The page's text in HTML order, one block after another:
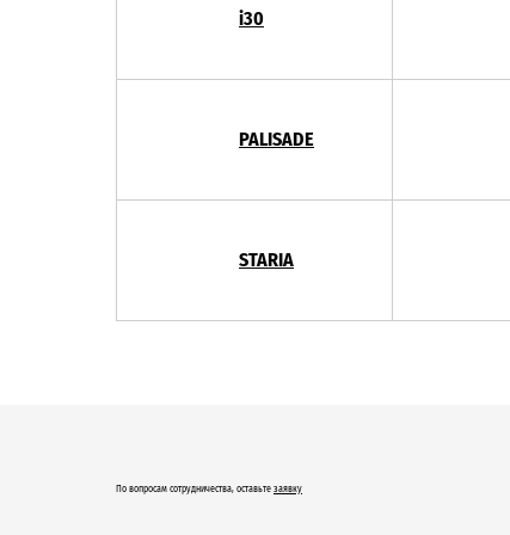
i30
PALISADE
STARIA
По вопросам сотрудничества, оставьте заявку